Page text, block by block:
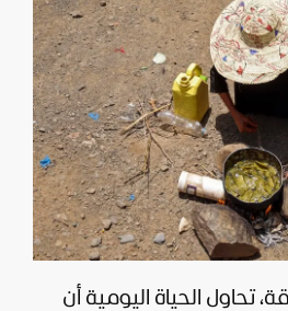
تحاول الحياة اليومية أن